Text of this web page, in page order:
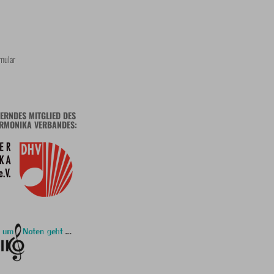
MITGLIED DES
VERBANDES: